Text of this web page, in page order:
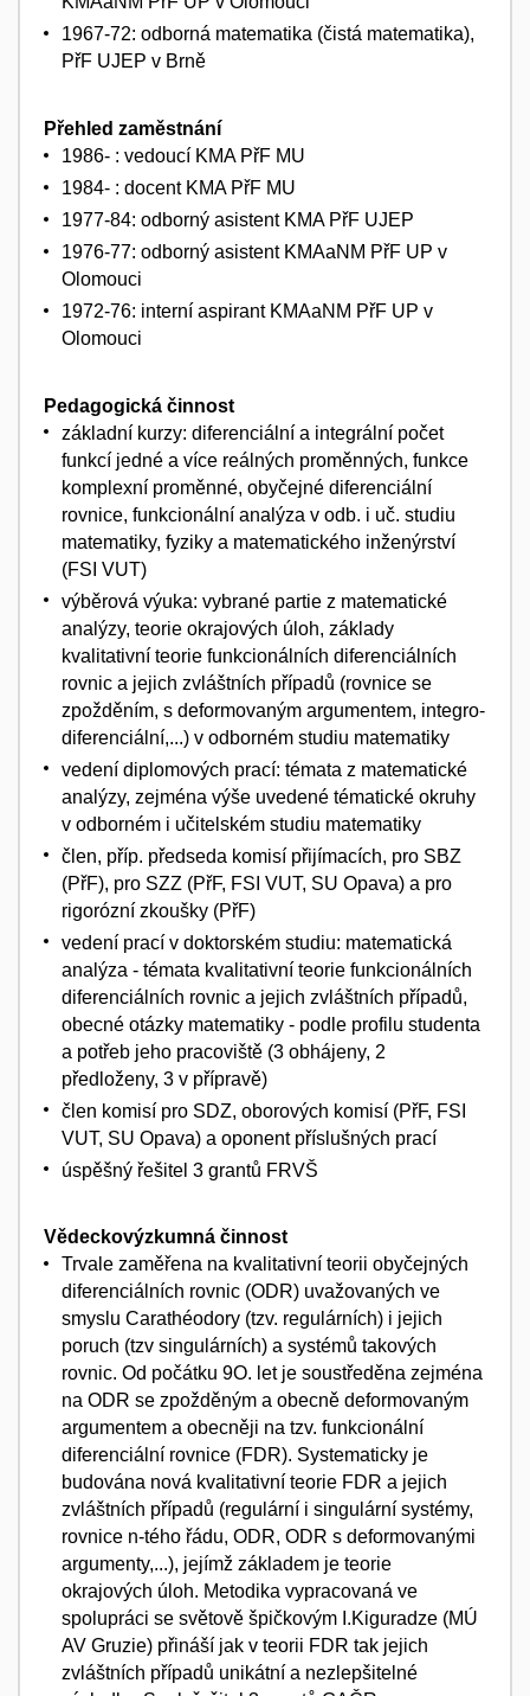
1967-72: odborná matematika (čistá matematika),
PřF UJEP v Brně
Přehled zaměstnání
1986- : vedoucí KMA PřF MU
1984- : docent KMA PřF MU
1977-84: odborný asistent KMA PřF UJEP
1976-77: odborný asistent KMAaNM PřF UP v
Olomouci
1972-76: interní aspirant KMAaNM PřF UP v
Olomouci
Pedagogická činnost
základní kurzy: diferenciální a integrální počet
funkcí jedné a více reálných proměnných, funkce
komplexní proměnné, obyčejné diferenciální
rovnice, funkcionální analýza v odb. i uč. studiu
matematiky, fyziky a matematického inženýrství
(FSI VUT)
výběrová výuka: vybrané partie z matematické
analýzy, teorie okrajových úloh, základy
kvalitativní teorie funkcionálních diferenciálních
rovnic a jejich zvláštních případů (rovnice se
zpožděním, s deformovaným argumentem, integro-
diferenciální,...) v odborném studiu matematiky
vedení diplomových prací: témata z matematické
analýzy, zejména výše uvedené tématické okruhy
v odborném i učitelském studiu matematiky
člen, příp. předseda komisí přijímacích, pro SBZ
(PřF), pro SZZ (PřF, FSI VUT, SU Opava) a pro
rigorózní zkoušky (PřF)
vedení prací v doktorském studiu: matematická
analýza - témata kvalitativní teorie funkcionálních
diferenciálních rovnic a jejich zvláštních případů,
obecné otázky matematiky - podle profilu studenta
a potřeb jeho pracoviště (3 obhájeny, 2
předloženy, 3 v přípravě)
člen komisí pro SDZ, oborových komisí (PřF, FSI
VUT, SU Opava) a oponent příslušných prací
úspěšný řešitel 3 grantů FRVŠ
Vědeckovýzkumná činnost
Trvale zaměřena na kvalitativní teorii obyčejných
diferenciálních rovnic (ODR) uvažovaných ve
smyslu Carathéodory (tzv. regulárních) i jejich
poruch (tzv singulárních) a systémů takových
rovnic. Od počátku 9O. let je soustředěna zejména
na ODR se zpožděným a obecně deformovaným
argumentem a obecněji na tzv. funkcionální
diferenciální rovnice (FDR). Systematicky je
budována nová kvalitativní teorie FDR a jejich
zvláštních případů (regulární i singulární systémy,
rovnice n-tého řádu, ODR, ODR s deformovanými
argumenty,...), jejímž základem je teorie
okrajových úloh. Metodika vypracovaná ve
spolupráci se světově špičkovým I.Kiguradze (MÚ
AV Gruzie) přináší jak v teorii FDR tak jejich
zvláštních případů unikátní a nezlepšitelné